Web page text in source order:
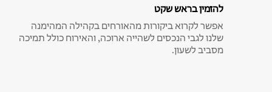
להזמין בראש שקט
אפשר לקרוא ביקורות מהאורחים בקהילה המהימנה
שלנו לגבי הנכסים לשהייה ארוכה, והאירוח כולל תמיכה
מסביב לשעון.